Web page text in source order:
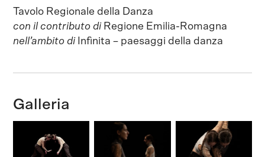
Tavolo Regionale della Danza
con il contributo di Regione Emilia-Romagna
nell’ambito diInfìnita – paesaggi della danza
Galleria